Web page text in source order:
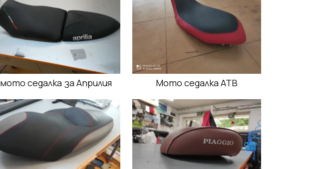
мото седалка за Априлия Мото седалка АТВ